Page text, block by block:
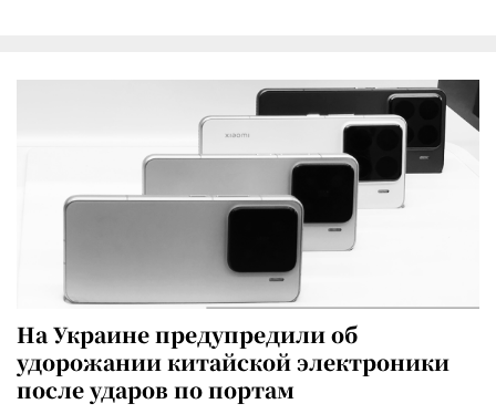
На Украине предупредили об
удорожании китайской электроники
после ударов по портам